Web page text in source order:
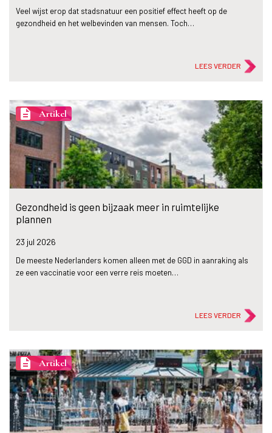
Veel wijst erop dat stadsnatuur een positief effect heeft op de
gezondheid en het welbevinden van mensen. Toch…
LEES VERDER
description Artikel
Gezondheid is geen bijzaak meer in ruimtelijke
plannen
23 jul 2026
De meeste Nederlanders komen alleen met de GGD in aanraking als
ze een vaccinatie voor een verre reis moeten…
LEES VERDER
description Artikel